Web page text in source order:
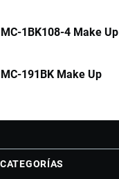
MC-1BK108-4 Make Up
MC-191BK Make Up
CATEGORÍAS